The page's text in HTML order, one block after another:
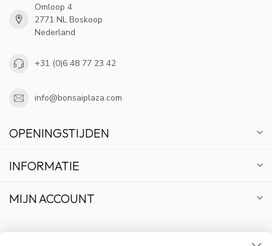
Omloop 4
2771 NL Boskoop
Nederland
+31 (0)6 48 77 23 42
info@bonsaiplaza.com
OPENINGSTIJDEN
INFORMATIE
MIJN ACCOUNT